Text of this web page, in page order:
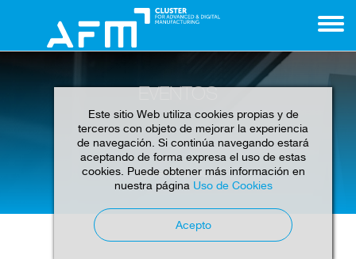
Este sitio Web utiliza cookies propias y de
terceros con objeto de mejorar la experiencia
de navegación. Si continúa navegando estará
aceptando de forma expresa el uso de estas
cookies. Puede obtener más información en
nuestra página Uso de Cookies
Acepto
EVENTOS
Home Eventos